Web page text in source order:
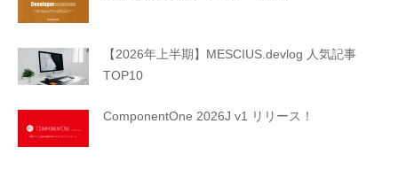
【2026年上半期】MESCIUS.devlog 人気記事
TOP10
ComponentOne 2026J v1 リリース！